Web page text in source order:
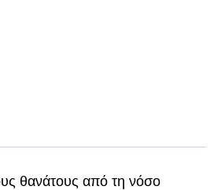
θανάτους από τη νόσο